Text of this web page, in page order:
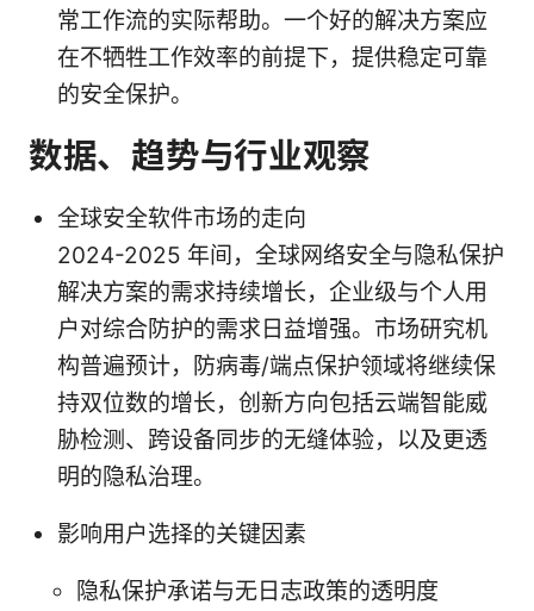
常工作流的实际帮助。一个好的解决方案应
在不牺牲工作效率的前提下，提供稳定可靠
的安全保护。
数据、趋势与行业观察
全球安全软件市场的走向
2024-2025 年间，全球网络安全与隐私保护
解决方案的需求持续增长，企业级与个人用
户对综合防护的需求日益增强。市场研究机
构普遍预计，防病毒/端点保护领域将继续保
持双位数的增长，创新方向包括云端智能威
胁检测、跨设备同步的无缝体验，以及更透
明的隐私治理。
影响用户选择的关键因素
隐私保护承诺与无日志政策的透明度